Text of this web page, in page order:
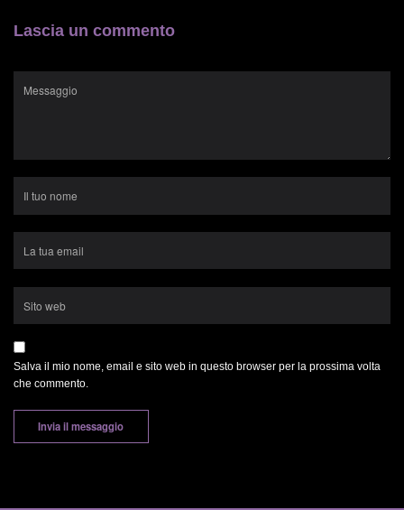
Lascia un commento
Salva il mio nome, email e sito web in questo browser per la prossima volta
che commento.